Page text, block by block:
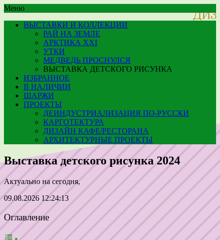
Меню
ВЫСТАВКИ И КОЛЛЕКЦИИ
РАЙ НА ЗЕМЛЕ
АРКТИКА XXI
УТКИ
МЕДВЕДЬ ПРОСНУЛСЯ
ВЫСТАВКА ДЕТСКОГО РИСУНКА
ИЗБРАННОЕ
В НАЛИЧИИ
ШАРЖИ
ПРОЕКТЫ
ДЕИНДУСТРИАЛИЗАЦИЯ ПО-РУССКИ
КАРГОТЕКТУРА
ДИЗАЙН КАФЕ/РЕСТОРАНА
АРХИТЕКТУРНЫЕ ПРОЕКТЫ
Выставка детского рисунка 2024
Актуально на сегодня,
09.08.2026 12:24:13
Оглавление